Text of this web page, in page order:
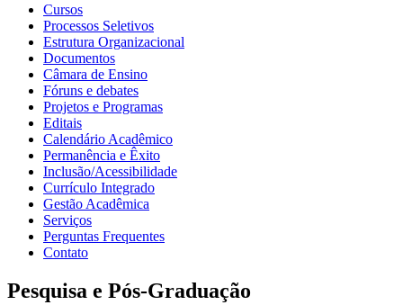
Cursos
Processos Seletivos
Estrutura Organizacional
Documentos
Câmara de Ensino
Fóruns e debates
Projetos e Programas
Editais
Calendário Acadêmico
Permanência e Êxito
Inclusão/Acessibilidade
Currículo Integrado
Gestão Acadêmica
Serviços
Perguntas Frequentes
Contato
Pesquisa e Pós-Graduação